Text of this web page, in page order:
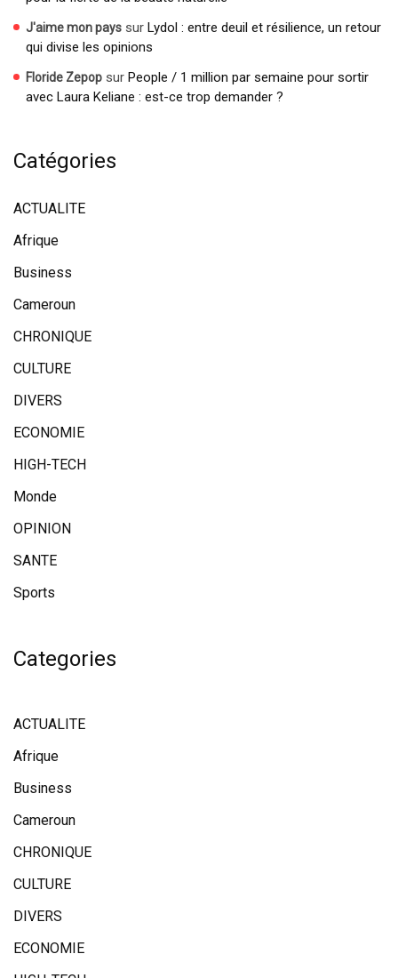
J'aime mon pays sur Lydol : entre deuil et résilience, un retour
qui divise les opinions
Floride Zepop sur People / 1 million par semaine pour sortir
avec Laura Keliane : est-ce trop demander ?
Catégories
ACTUALITE
Afrique
Business
Cameroun
CHRONIQUE
CULTURE
DIVERS
ECONOMIE
HIGH-TECH
Monde
OPINION
SANTE
Sports
Categories
ACTUALITE
Afrique
Business
Cameroun
CHRONIQUE
CULTURE
DIVERS
ECONOMIE